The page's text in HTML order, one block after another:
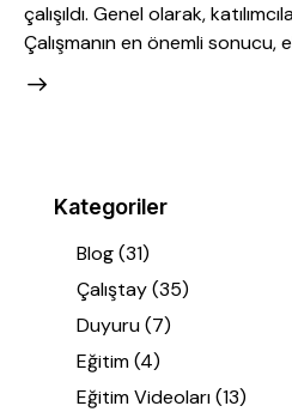
çalışıldı. Genel olarak,
Çalışmanın en önemli
Kategoriler
Blog(31)
Çalıştay(35)
Duyuru(7)
Eğitim(4)
Eğitim Videoları(13)